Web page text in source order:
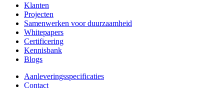
Klanten
Projecten
Samenwerken voor duurzaamheid
Whitepapers
Certificering
Kennisbank
Blogs
Aanleveringsspecificaties
Contact